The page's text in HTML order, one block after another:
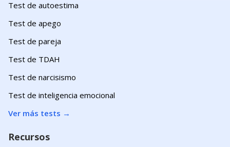
Test de autoestima
Test de apego
Test de pareja
Test de TDAH
Test de narcisismo
Test de inteligencia emocional
Ver más tests →
Recursos